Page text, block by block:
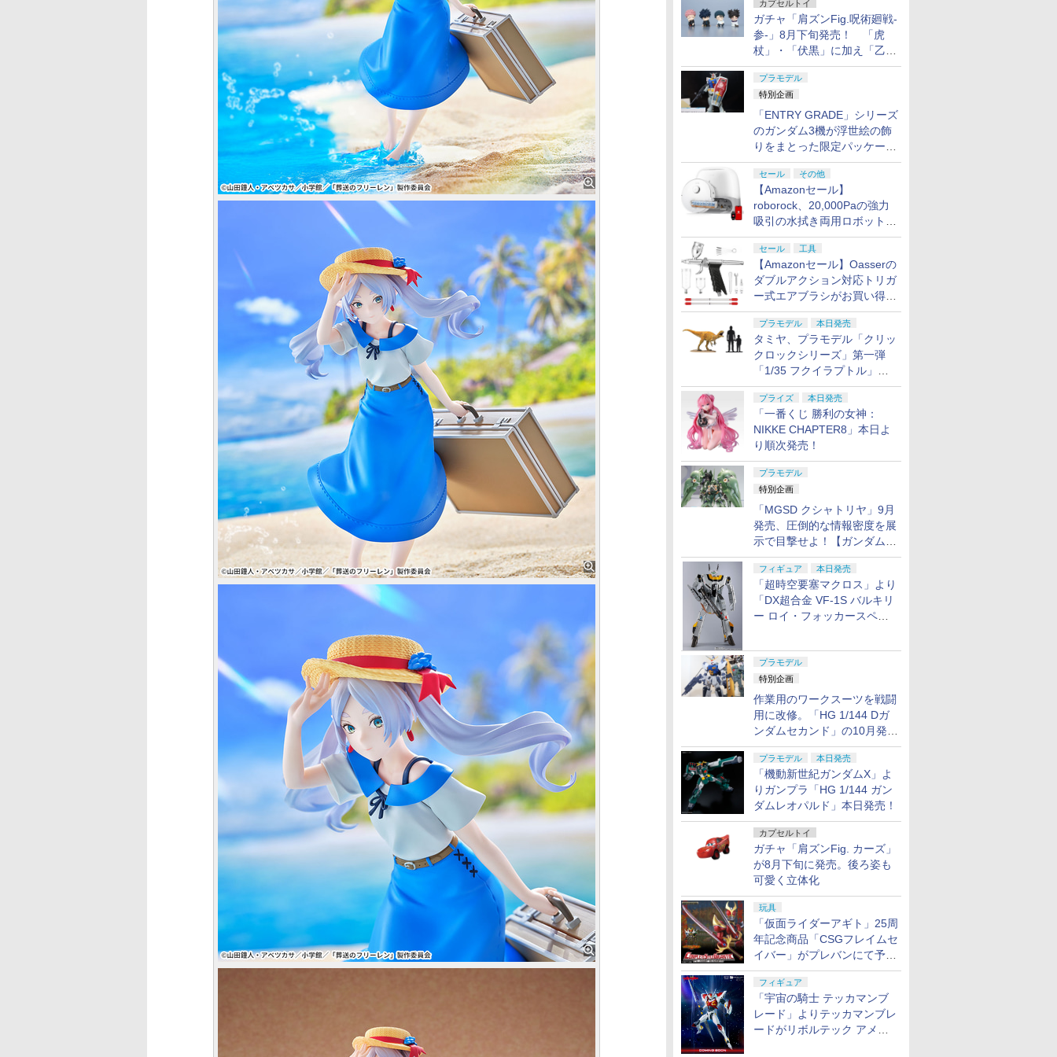
カプセルトイ
ガチャ「肩ズンFig.呪術廻戦-
参-」8月下旬発売！ 「虎
杖」・「伏黒」に加え「乙
骨」・「脹相」がラインナッ
プ
プラモデル
特別企画
「ENTRY GRADE」シリーズ
のガンダム3機が浮世絵の飾
りをまとった限定パッケージ
で8月29日に発売！ お土産
にもピッタリ!?【ガンダムベ
ース撮り下ろし】
セール その他
【Amazonセール】
roborock、20,000Paの強力
吸引の水拭き両用ロボット掃
除機「Qrevo Curv 2 Flow」
がお買い得！
セール 工具
【Amazonセール】Oasserの
ダブルアクション対応トリガ
ー式エアブラシがお買い得価
格で登場！
プラモデル 本日発売
タミヤ、プラモデル「クリッ
クロックシリーズ」第一弾
「1/35 フクイラプトル」本
日発売！
プライズ 本日発売
「一番くじ 勝利の女神：
NIKKE CHAPTER8」本日よ
り順次発売！
プラモデル
特別企画
「MGSD クシャトリヤ」9月
発売、圧倒的な情報密度を展
示で目撃せよ！【ガンダムベ
ース撮り下ろし】
フィギュア 本日発売
「超時空要塞マクロス」より
「DX超合金 VF-1S バルキリ
ー ロイ・フォッカースペシ
プラモデル
特別企画
作業用のワークスーツを戦闘
用に改修。「HG 1/144 Dガ
ンダムセカンド」の10月発送
分が予約受付中【ガンダムベ
ース撮り下ろし】
プラモデル 本日発売
「機動新世紀ガンダムX」よ
りガンプラ「HG 1/144 ガン
ダムレオパルド」本日発売！
カプセルトイ
ガチャ「肩ズンFig. カーズ」
が8月下旬に発売。後ろ姿も
可愛く立体化
玩具
「仮面ライダーアギト」25周
年記念商品「CSGフレイムセ
イバー」がプレバンにて予約
開始
フィギュア
「宇宙の騎士 テッカマンブ
レード」よりテッカマンブレ
ードがリボルテック アメイ